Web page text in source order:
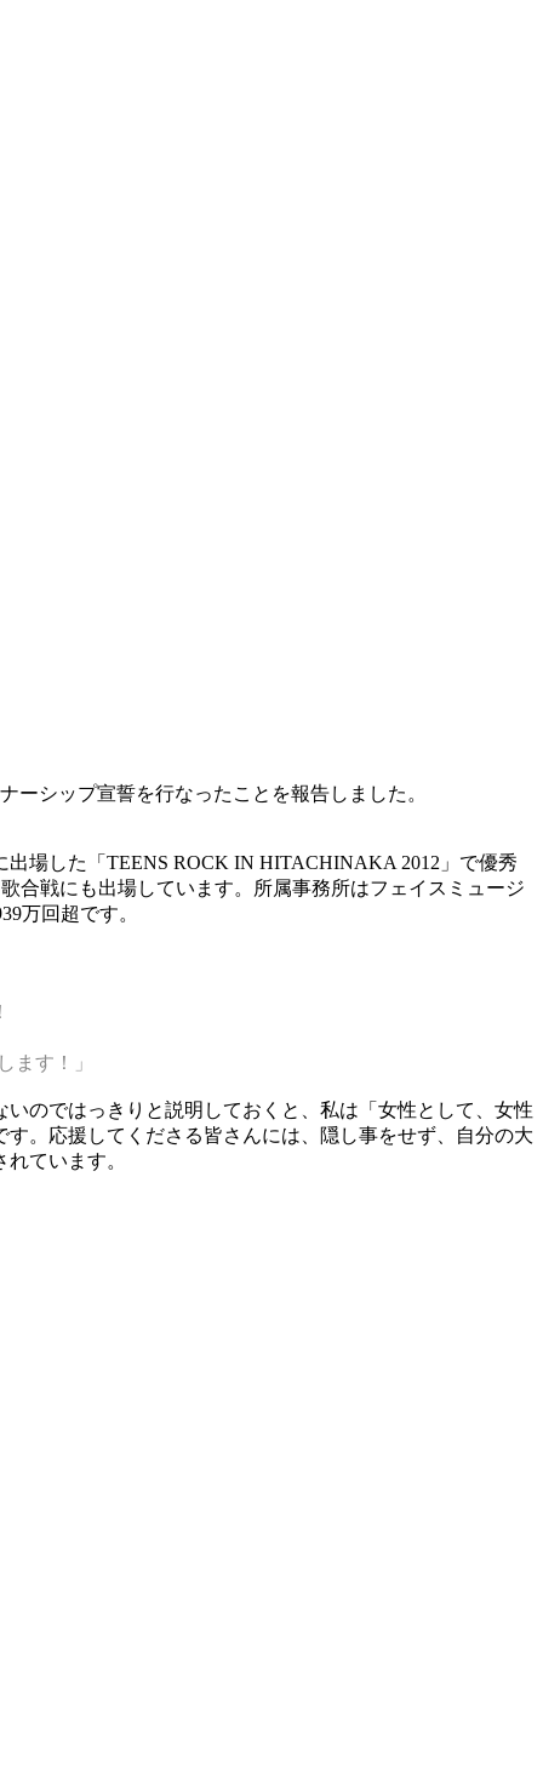
シップ宣誓を行なったことを報告しました。
場した「TEENS ROCK IN HITACHINAKA 2012」で優秀
合戦にも出場しています。所属事務所はフェイスミュージ
万回超です。
ます！」
のではっきりと説明しておくと、私は「女性として、女性
。応援してくださる皆さんには、隠し事をせず、自分の大
ています。